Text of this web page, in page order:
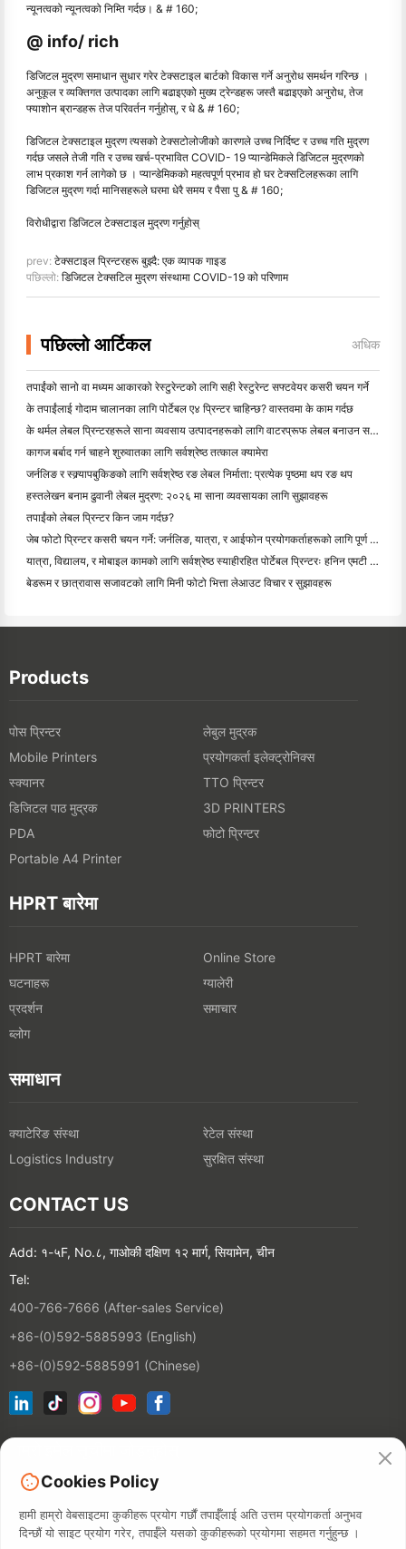
न्यूनत्वको न्यूनत्वको निम्ति गर्दछ। & # 160;
@ info/ rich
डिजिटल मुद्रण समाधान सुधार गरेर टेक्सटाइल बार्टको विकास गर्ने अनुरोध समर्थन गरिन्छ ।
अनुकूल र व्यक्तिगत उत्पादका लागि बढाइएको मुख्य ट्रेन्डहरू जस्तै बढाइएको अनुरोध, तेज
फ्याशोन ब्रान्डहरू तेज परिवर्तन गर्नुहोस्, र धे & # 160;
डिजिटल टेक्सटाइल मुद्रण त्यसको टेक्सटोलोजीको कारणले उच्च निर्दिष्ट र उच्च गति मुद्रण
गर्दछ जसले तेजी गति र उच्च खर्च-प्रभावित COVID- 19 प्यान्डेमिकले डिजिटल मुद्रणको
लाभ प्रकाश गर्न लागेको छ । प्यान्डेमिकको महत्वपूर्ण प्रभाव हो घर टेक्सटिलहरूका लागि
डिजिटल मुद्रण गर्दा मानिसहरूले घरमा धेरै समय र पैसा पु & # 160;
विरोधीद्वारा डिजिटल टेक्सटाइल मुद्रण गर्नुहोस्
prev: टेक्सटाइल प्रिन्टरहरू बुझ्दै: एक व्यापक गाइड
पछिल्लो: डिजिटल टेक्सटिल मुद्रण संस्थामा COVID-19 को परिणाम
पछिल्लो आर्टिकल अधिक
तपाईंको सानो वा मध्यम आकारको रेस्टुरेन्टको लागि सही रेस्टुरेन्ट सफ्टवेयर कसरी चयन गर्ने
के तपाईंलाई गोदाम चालानका लागि पोर्टेबल ए४ प्रिन्टर चाहिन्छ? वास्तवमा के काम गर्दछ
के थर्मल लेबल प्रिन्टरहरूले साना व्यवसाय उत्पादनहरूको लागि वाटरप्रूफ लेबल बनाउन सक्छन्?
कागज बर्बाद गर्न चाहने शुरुवातका लागि सर्वश्रेष्ठ तत्काल क्यामेरा
जर्नलिङ र स्क्र्यापबुकिङको लागि सर्वश्रेष्ठ रङ लेबल निर्माता: प्रत्येक पृष्ठमा थप रङ थप
हस्तलेखन बनाम ढुवानी लेबल मुद्रण: २०२६ मा साना व्यवसायका लागि सुझावहरू
तपाईंको लेबल प्रिन्टर किन जाम गर्दछ?
जेब फोटो प्रिन्टर कसरी चयन गर्ने: जर्नलिङ, यात्रा, र आईफोन प्रयोगकर्ताहरूको लागि पूर्ण गाइड
यात्रा, विद्यालय, र मोबाइल कामको लागि सर्वश्रेष्ठ स्याहीरहित पोर्टेबल प्रिन्टरः हनिन एमटी ६२० प्रो सम
बेडरूम र छात्रावास सजावटको लागि मिनी फोटो भित्ता लेआउट विचार र सुझावहरू
Products
पोस प्रिन्टर
लेबुल मुद्रक
Mobile Printers
प्रयोगकर्ता इलेक्ट्रोनिक्स
स्क्यानर
TTO प्रिन्टर
डिजिटल पाठ मुद्रक
3D PRINTERS
PDA
फोटो प्रिन्टर
Portable A4 Printer
HPRT बारेमा
HPRT बारेमा
Online Store
घटनाहरू
ग्यालेरी
प्रदर्शन
समाचार
ब्लोग
समाधान
क्याटेरिङ संस्था
रेटेल संस्था
Logistics Industry
सुरक्षित संस्था
CONTACT US
Add: १-५F, No.८, गाओकी दक्षिण १२ मार्ग, सियामेन, चीन
Tel:
400-766-7666 (After-sales Service)
+86-(0)592-5885993 (English)
+86-(0)592-5885991 (Chinese)
Cookies Policy
हामी हाम्रो वेबसाइटमा कुकीहरू प्रयोग गर्छौं तपाईँलाई अति उत्तम प्रयोगकर्ता अनुभव
दिन्छौं यो साइट प्रयोग गरेर, तपाईँले यसको कुकीहरूको प्रयोगमा सहमत गर्नुहुन्छ ।